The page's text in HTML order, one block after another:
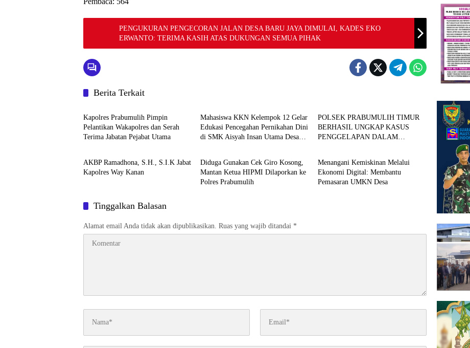
PENGUKURAN PENGECORAN JALAN DESA BARU JAYA DIMULAI, KADES EKO
ERWANTO: TERIMA KASIH ATAS DUKUNGAN SEMUA PIHAK
Berita Terkait
Berita
Kapolres Prabumulih Pimpin
Pelantikan Wakapolres dan Serah
Terima Jabatan Pejabat Utama
Mahasiswa KKN Kelempok 12 Gelar
Edukasi Pencegahan Pernikahan Dini
di SMK Aisyah Insan Utama Desa
POLSEK PRABUMULIH TIMUR
BERHASIL UNGKAP KASUS
PENGGELAPAN DALAM
URC
AKBP Ramadhona, S.H., S.I.K Jabat
Kapolres Way Kanan
Diduga Gunakan Cek Giro Kosong,
Mantan Ketua HIPMI Dilaporkan ke
Polres Prabumulih
Menangani Kemiskinan Melalui
Ekonomi Digital: Membantu
Pemasaran UMKN Desa
Tinggalkan Balasan
Alamat email Anda tidak akan dipublikasikan. Ruas yang wajib ditandai *